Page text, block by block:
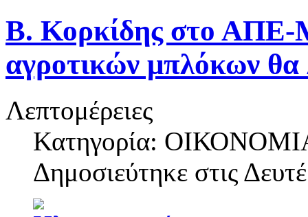
Β. Κορκίδης στο ΑΠΕ-
αγροτικών μπλόκων θα
Λεπτομέρειες
Κατηγορία:
Δημοσιεύτηκε στις